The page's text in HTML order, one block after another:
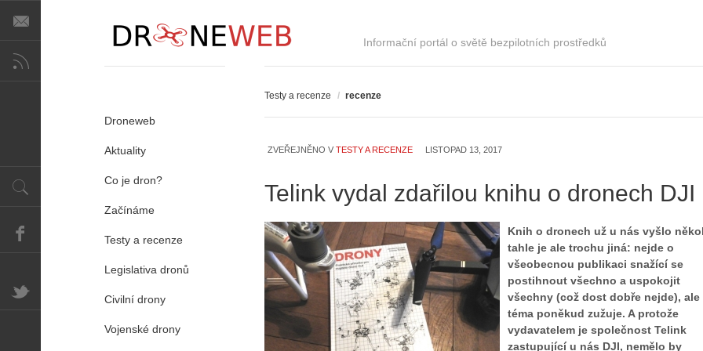
Informační portál o světě bezpilotních prostředků
Testy a recenze / recenze
ZVEŘEJNĚNO V TESTY A RECENZE LISTOPAD 13, 2017
Telink vydal zdařilou knihu o dronech DJI
Knih o dronech už u nás vyšlo
tahle je ale trochu jiná: nejde o
všeobecnou publikaci snažící se
postihnout všechno a uspokojit
všechny (což dost dobře nejde), ale
téma poněkud zužuje. A protože
vydavatelem je společnost Telink
zastupující u nás DJI, nemělo by
Droneweb
Aktuality
Co je dron?
Začínáme
Testy a recenze
Legislativa dronů
Civilní drony
Vojenské drony